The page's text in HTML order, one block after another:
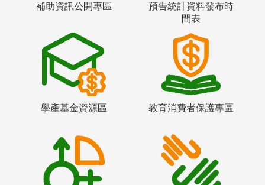
補助資訊公開專區
預告統計資料發布時
間表
學產基金資源區 教育消費者保護專區